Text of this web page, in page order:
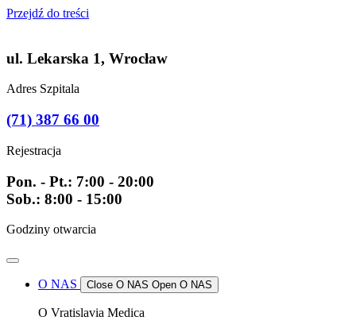
Przejdź do treści
ul. Lekarska 1, Wrocław
Adres Szpitala
(71) 387 66 00
Rejestracja
Pon. - Pt.: 7:00 - 20:00
Sob.: 8:00 - 15:00
Godziny otwarcia
O NAS Close O NAS Open O NAS
O Vratislavia Medica